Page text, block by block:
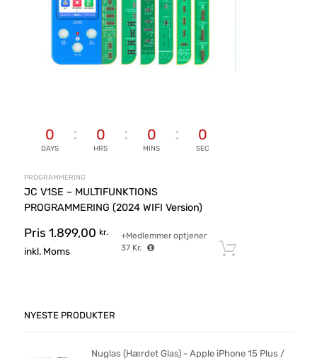
0
DAYS
0
HRS
0
MINS
0
SEC
PROGRAMMERING
JC V1SE – MULTIFUNKTIONS
PROGRAMMERING (2024 WIFI Version)
Pris 1.899,00 kr.
inkl. Moms
+Medlemmer optjener
37 Kr.
NYESTE PRODUKTER
Nuglas (Hærdet Glas) - Apple iPhone 15 Plus /